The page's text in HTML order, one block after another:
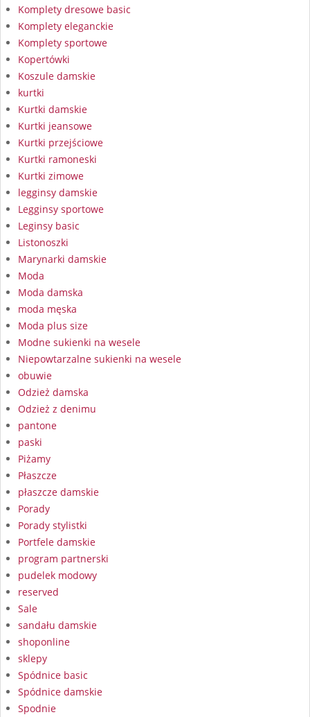
Komplety dresowe basic
Komplety eleganckie
Komplety sportowe
Kopertówki
Koszule damskie
kurtki
Kurtki damskie
Kurtki jeansowe
Kurtki przejściowe
Kurtki ramoneski
Kurtki zimowe
legginsy damskie
Legginsy sportowe
Leginsy basic
Listonoszki
Marynarki damskie
Moda
Moda damska
moda męska
Moda plus size
Modne sukienki na wesele
Niepowtarzalne sukienki na wesele
obuwie
Odzież damska
Odzież z denimu
pantone
paski
Piżamy
Płaszcze
płaszcze damskie
Porady
Porady stylistki
Portfele damskie
program partnerski
pudelek modowy
reserved
Sale
sandału damskie
shoponline
sklepy
Spódnice basic
Spódnice damskie
Spodnie